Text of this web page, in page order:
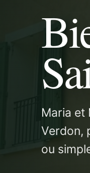
Maria et
Verdon,
ou